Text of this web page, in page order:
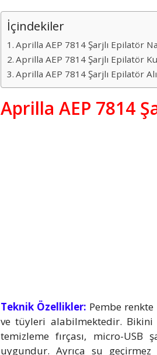
İçindekiler
Aprilla AEP 7814 Şarjlı Epilatör
Aprilla AEP 7814 Şarjlı Epilatör
Aprilla AEP 7814 Şarjlı Epilatör
Aprilla AEP 7814
Teknik Özellikler: Pembe
ve tüyleri alabilmektedir.
temizleme fırçası, micro-
uygundur. Ayrıca su geçirmez